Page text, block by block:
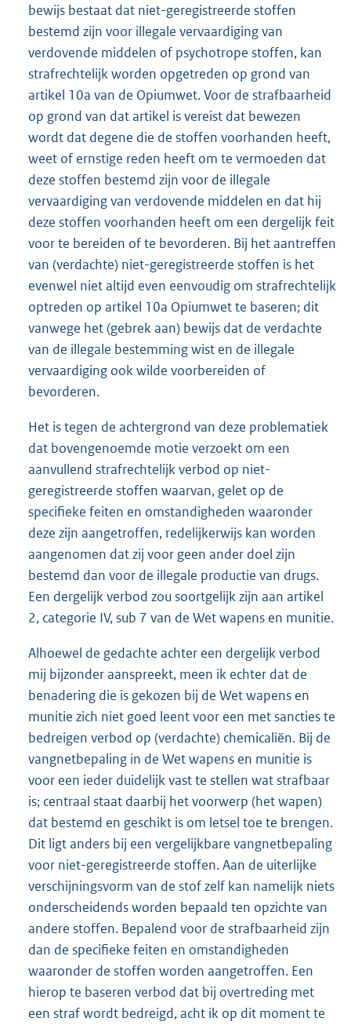
bewijs bestaat dat niet-geregistreerde stoffen
bestemd zijn voor illegale vervaardiging van
verdovende middelen of psychotrope stoffen, kan
strafrechtelijk worden opgetreden op grond van
artikel 10a van de Opiumwet. Voor de strafbaarheid
op grond van dat artikel is vereist dat bewezen
wordt dat degene die de stoffen voorhanden heeft,
weet of ernstige reden heeft om te vermoeden dat
deze stoffen bestemd zijn voor de illegale
vervaardiging van verdovende middelen en dat hij
deze stoffen voorhanden heeft om een dergelijk feit
voor te bereiden of te bevorderen. Bij het aantreffen
van (verdachte) niet-geregistreerde stoffen is het
evenwel niet altijd even eenvoudig om strafrechtelijk
optreden op artikel 10a Opiumwet te baseren; dit
vanwege het (gebrek aan) bewijs dat de verdachte
van de illegale bestemming wist en de illegale
vervaardiging ook wilde voorbereiden of
bevorderen.
Het is tegen de achtergrond van deze problematiek
dat bovengenoemde motie verzoekt om een
aanvullend strafrechtelijk verbod op niet-
geregistreerde stoffen waarvan, gelet op de
specifieke feiten en omstandigheden waaronder
deze zijn aangetroffen, redelijkerwijs kan worden
aangenomen dat zij voor geen ander doel zijn
bestemd dan voor de illegale productie van drugs.
Een dergelijk verbod zou soortgelijk zijn aan artikel
2, categorie IV, sub 7 van de Wet wapens en munitie.
Alhoewel de gedachte achter een dergelijk verbod
mij bijzonder aanspreekt, meen ik echter dat de
benadering die is gekozen bij de Wet wapens en
munitie zich niet goed leent voor een met sancties te
bedreigen verbod op (verdachte) chemicaliën. Bij de
vangnetbepaling in de Wet wapens en munitie is
voor een ieder duidelijk vast te stellen wat strafbaar
is; centraal staat daarbij het voorwerp (het wapen)
dat bestemd en geschikt is om letsel toe te brengen.
Dit ligt anders bij een vergelijkbare vangnetbepaling
voor niet-geregistreerde stoffen. Aan de uiterlijke
verschijningsvorm van de stof zelf kan namelijk niets
onderscheidends worden bepaald ten opzichte van
andere stoffen. Bepalend voor de strafbaarheid zijn
dan de specifieke feiten en omstandigheden
waaronder de stoffen worden aangetroffen. Een
hierop te baseren verbod dat bij overtreding met
een straf wordt bedreigd, acht ik op dit moment te